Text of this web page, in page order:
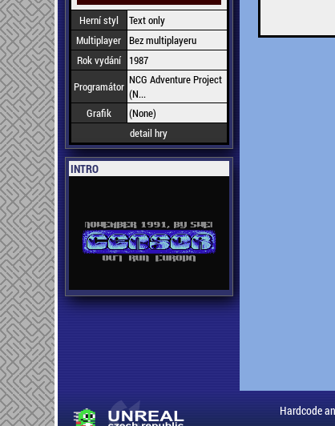
Herní styl
Text only
Multiplayer Bez multiplayeru
Rok vydání
1987
Programátor NCG Adventure Project
(N...
Grafik
(None)
detail hry
INTRO
Hardcode